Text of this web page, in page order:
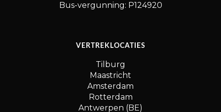
Bus-vergunning: P124920
VERTREKLOCATIES
Tilburg
Maastricht
Amsterdam
Rotterdam
Antwerpen (BE)